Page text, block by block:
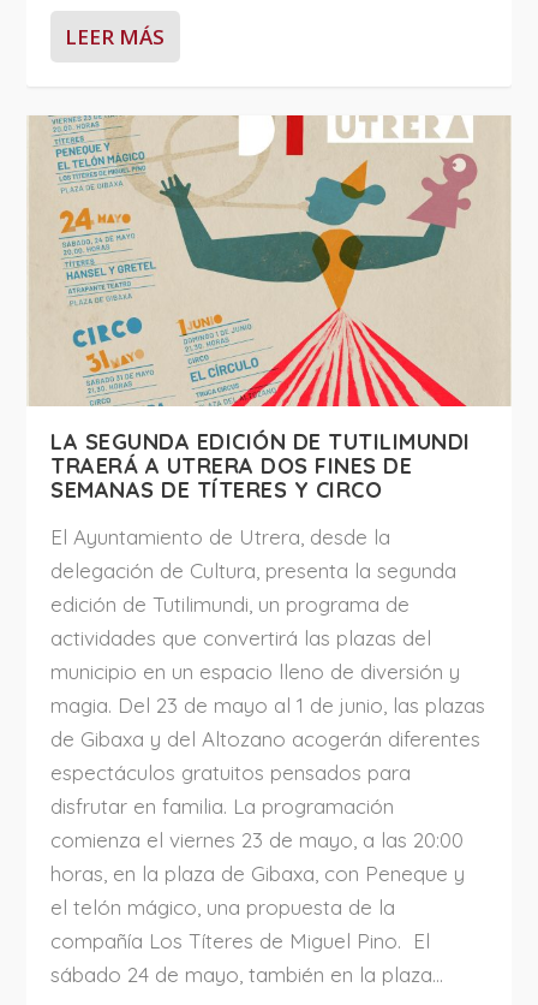
LEER MÁS
LA SEGUNDA EDICIÓN DE TUTILIMUNDI
TRAERÁ A UTRERA DOS FINES DE
SEMANAS DE TÍTERES Y CIRCO
El Ayuntamiento de Utrera, desde la
delegación de Cultura, presenta la segunda
edición de Tutilimundi, un programa de
actividades que convertirá las plazas del
municipio en un espacio lleno de diversión y
magia. Del 23 de mayo al 1 de junio, las plazas
de Gibaxa y del Altozano acogerán diferentes
espectáculos gratuitos pensados para
disfrutar en familia. La programación
comienza el viernes 23 de mayo, a las 20:00
horas, en la plaza de Gibaxa, con Peneque y
el telón mágico, una propuesta de la
compañía Los Títeres de Miguel Pino. El
sábado 24 de mayo, también en la plaza...